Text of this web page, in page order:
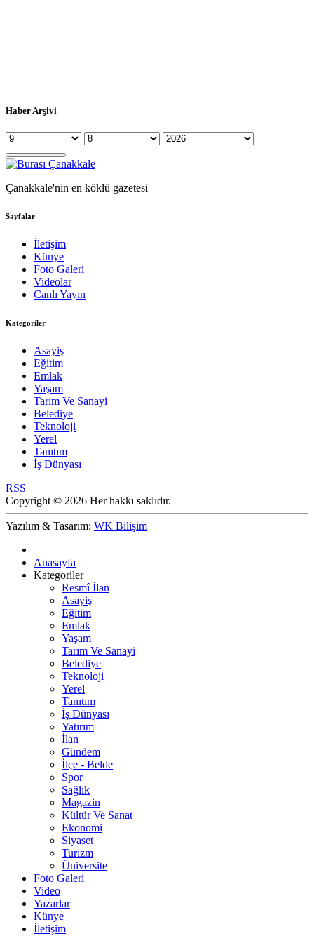
Haber Arşivi
Çanakkale'nin en köklü gazetesi
Sayfalar
İletişim
Künye
Foto Galeri
Videolar
Canlı Yayın
Kategoriler
Asayiş
Eğitim
Emlak
Yaşam
Tarım Ve Sanayi
Belediye
Teknoloji
Yerel
Tanıtım
İş Dünyası
RSS
Copyright © 2026 Her hakkı saklıdır.
Yazılım & Tasarım: WK Bilişim
Anasayfa
Kategoriler
Resmî İlan
Asayiş
Eğitim
Emlak
Yaşam
Tarım Ve Sanayi
Belediye
Teknoloji
Yerel
Tanıtım
İş Dünyası
Yatırım
İlan
Gündem
İlçe - Belde
Spor
Sağlık
Magazin
Kültür Ve Sanat
Ekonomi
Siyaset
Turizm
Üniversite
Foto Galeri
Video
Yazarlar
Künye
İletişim